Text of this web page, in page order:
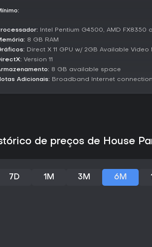
Intel Pentium G4500, AMD FX8350
8 GB RAM
Direct X 11 GPU w/ 2GB Available Video
Version 11
8 GB available space
Adicionais: Broadband Internet connection
de preços de House
7D 1M 3M 6M